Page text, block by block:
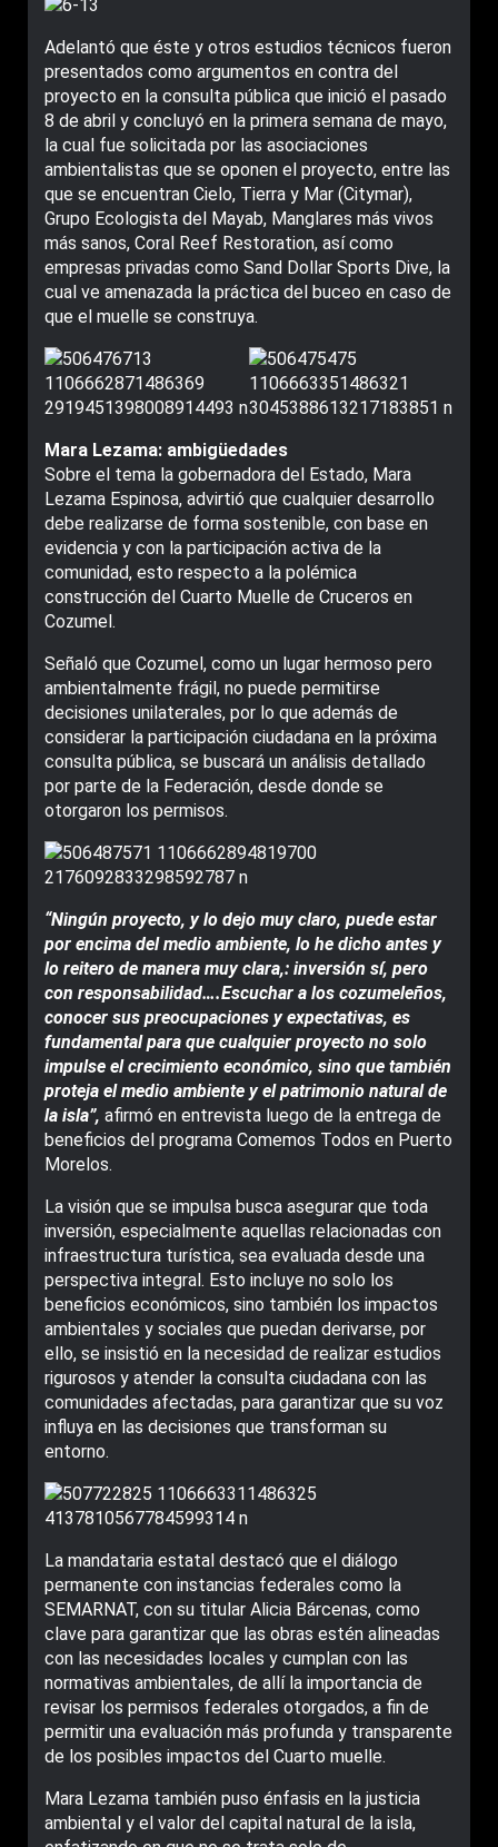
Adelantó que éste y otros estudios técnicos fueron
presentados como argumentos en contra del
proyecto en la consulta pública que inició el pasado
8 de abril y concluyó en la primera semana de mayo,
la cual fue solicitada por las asociaciones
ambientalistas que se oponen el proyecto, entre las
que se encuentran Cielo, Tierra y Mar (Citymar),
Grupo Ecologista del Mayab, Manglares más vivos
más sanos, Coral Reef Restoration, así como
empresas privadas como Sand Dollar Sports Dive, la
cual ve amenazada la práctica del buceo en caso de
que el muelle se construya.
Mara Lezama: ambigüedades
Sobre el tema la gobernadora del Estado, Mara
Lezama Espinosa, advirtió que cualquier desarrollo
debe realizarse de forma sostenible, con base en
evidencia y con la participación activa de la
comunidad, esto respecto a la polémica
construcción del Cuarto Muelle de Cruceros en
Cozumel.
Señaló que Cozumel, como un lugar hermoso pero
ambientalmente frágil, no puede permitirse
decisiones unilaterales, por lo que además de
considerar la participación ciudadana en la próxima
consulta pública, se buscará un análisis detallado
por parte de la Federación, desde donde se
otorgaron los permisos.
“Ningún proyecto, y lo dejo muy claro, puede estar
por encima del medio ambiente, lo he dicho antes y
lo reitero de manera muy clara,: inversión sí, pero
con responsabilidad….Escuchar a los cozumeleños,
conocer sus preocupaciones y expectativas, es
fundamental para que cualquier proyecto no solo
impulse el crecimiento económico, sino que también
proteja el medio ambiente y el patrimonio natural de
la isla”, afirmó en entrevista luego de la entrega de
beneficios del programa Comemos Todos en Puerto
Morelos.
La visión que se impulsa busca asegurar que toda
inversión, especialmente aquellas relacionadas con
infraestructura turística, sea evaluada desde una
perspectiva integral. Esto incluye no solo los
beneficios económicos, sino también los impactos
ambientales y sociales que puedan derivarse, por
ello, se insistió en la necesidad de realizar estudios
rigurosos y atender la consulta ciudadana con las
comunidades afectadas, para garantizar que su voz
influya en las decisiones que transforman su
entorno.
La mandataria estatal destacó que el diálogo
permanente con instancias federales como la
SEMARNAT, con su titular Alicia Bárcenas, como
clave para garantizar que las obras estén alineadas
con las necesidades locales y cumplan con las
normativas ambientales, de allí la importancia de
revisar los permisos federales otorgados, a fin de
permitir una evaluación más profunda y transparente
de los posibles impactos del Cuarto muelle.
Mara Lezama también puso énfasis en la justicia
ambiental y el valor del capital natural de la isla,